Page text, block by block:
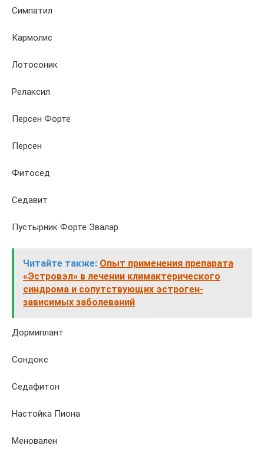
Симпатил
Кармолис
Лотосоник
Релаксил
Персен Форте
Персен
Фитосед
Седавит
Пустырник Форте Эвалар
Читайте также: Опыт применения препарата
«Эстровэл» в лечении климактерического
синдрома и сопутствующих эстроген-
зависимых заболеваний
Дормиплант
Сондокс
Седафитон
Настойка Пиона
Меновален